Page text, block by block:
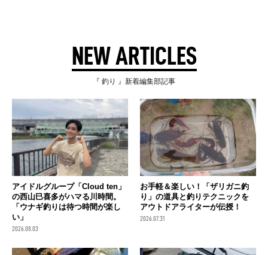
NEW ARTICLES
『 釣り 』新着編集部記事
アイドルグループ「Cloud ten」
の西山巳喜多がハマる川時間。
「ウナギ釣りは待つ時間が楽し
い」
2026.08.03
お手軽＆楽しい！「ザリガニ釣
り」の道具と釣りテクニックを
アウトドアライターが伝授！
2026.07.31